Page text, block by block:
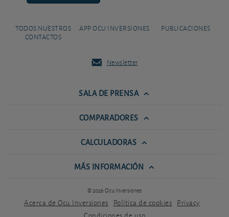
TODOS NUESTROS
CONTACTOS
APP OCU INVERSIONES PUBLICACIONES
Newsletter
SALA DE PRENSA
COMPARADORES
CALCULADORAS
MÁS INFORMACIÓN
© 2026 Ocu Inversiones
Acerca de Ocu Inversiones Política de cookies Privacy